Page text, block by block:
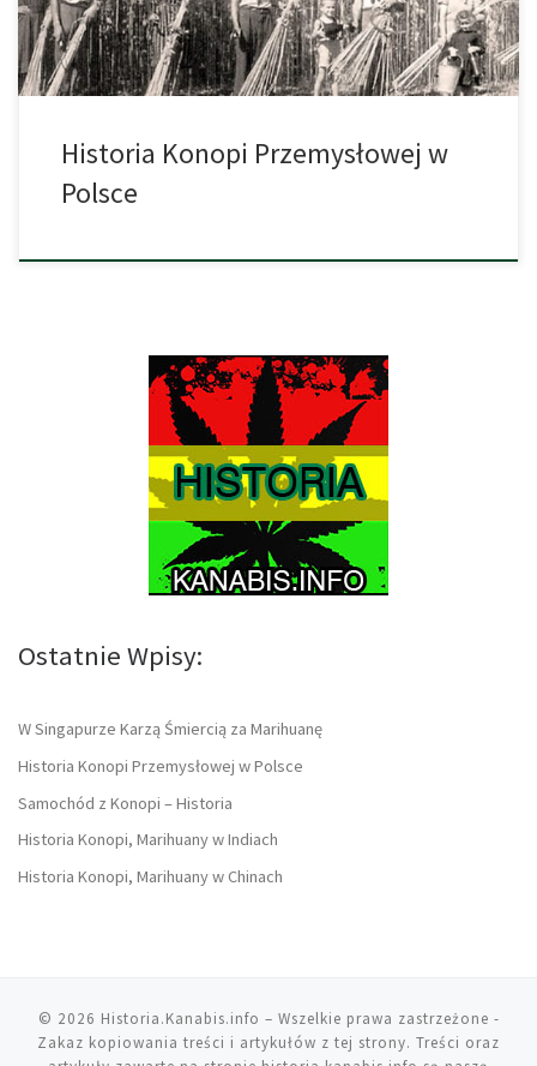
pełni […]
Historia Konopi Przemysłowej w
Polsce
Ostatnie Wpisy:
W Singapurze Karzą Śmiercią za Marihuanę
Historia Konopi Przemysłowej w Polsce
Samochód z Konopi – Historia
Historia Konopi, Marihuany w Indiach
Historia Konopi, Marihuany w Chinach
© 2026 Historia.Kanabis.info – Wszelkie prawa zastrzeżone -
Zakaz kopiowania treści i artykułów z tej strony. Treści oraz